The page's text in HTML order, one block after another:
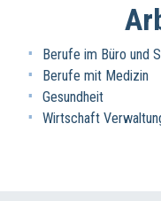
Berufe im Büro und
Berufe mit Medizin
Gesundheit
Wirtschaft